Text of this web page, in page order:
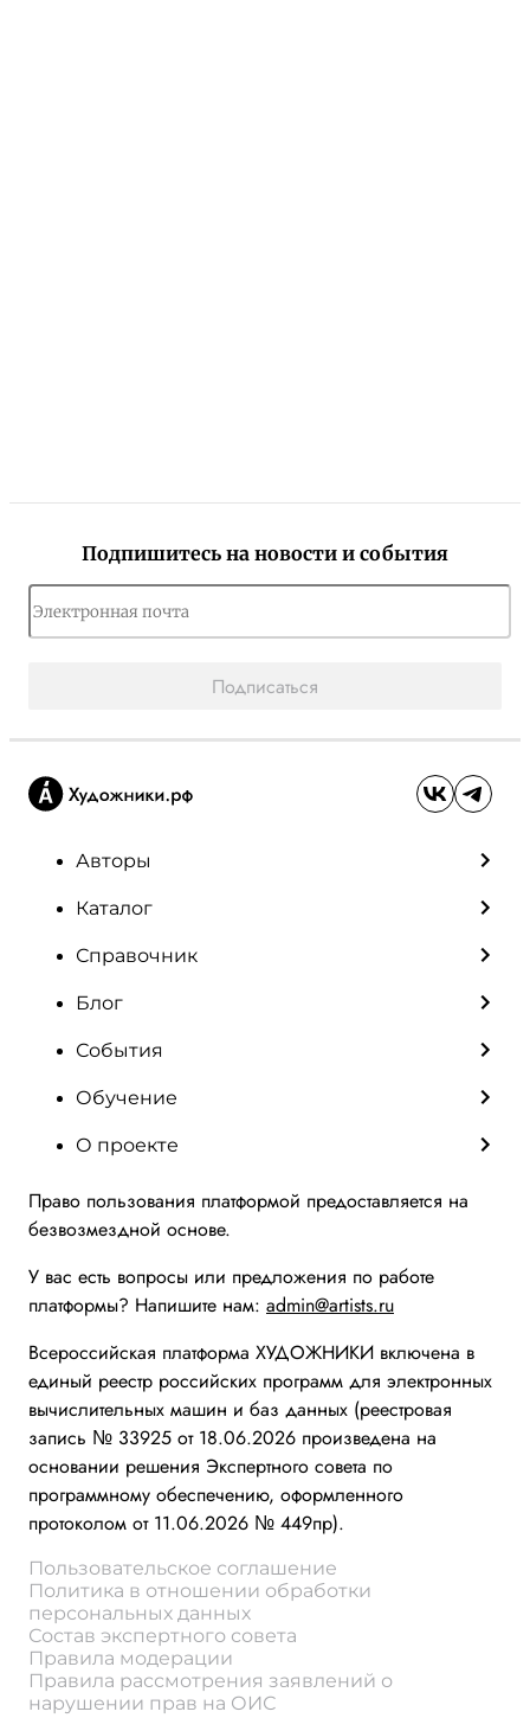
Подпишитесь на новости и события
Подписаться
Авторы
Каталог
Справочник
Блог
События
Обучение
О проекте
Право пользования платформой предоставляется на
безвозмездной основе.
У вас есть вопросы или предложения по работе
платформы? Напишите нам: admin@artists.ru
Всероссийская платформа ХУДОЖНИКИ включена в
единый реестр российских программ для электронных
вычислительных машин и баз данных (реестровая
запись № 33925 от 18.06.2026 произведена на
основании решения Экспертного совета по
программному обеспечению, оформленного
протоколом от 11.06.2026 № 449пр).
Пользовательское соглашение
Политика в отношении обработки
персональных данных
Состав экспертного совета
Правила модерации
Правила рассмотрения заявлений о
нарушении прав на ОИС